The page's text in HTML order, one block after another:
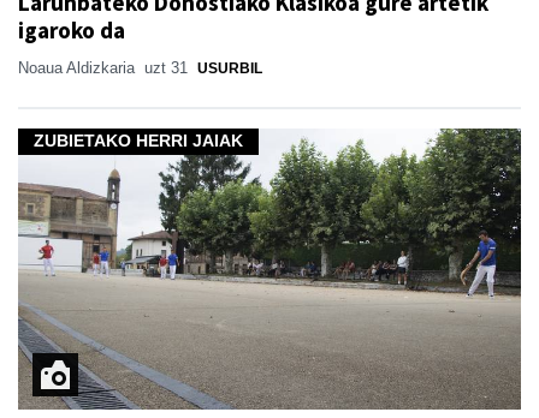
igaroko da
Noaua Aldizkaria uzt 31 USURBIL
ZUBIETAKO HERRI JAIAK